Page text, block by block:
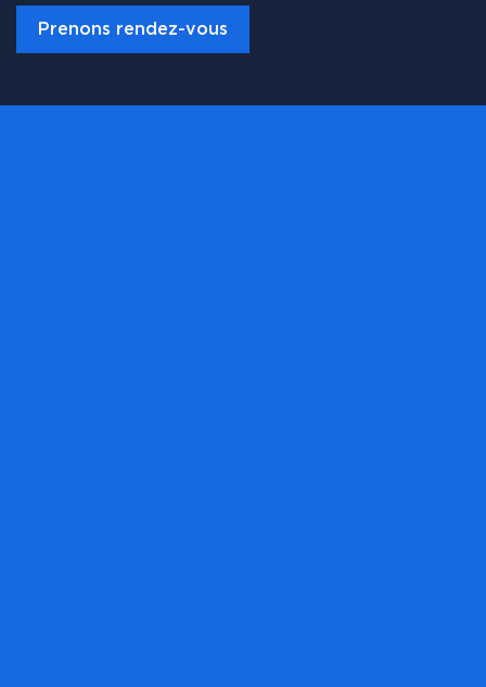
Prenons rendez-vous